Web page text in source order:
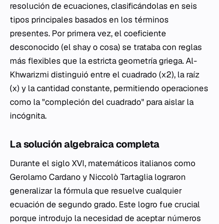
resolución de ecuaciones, clasificándolas en seis
tipos principales basados en los términos
presentes. Por primera vez, el coeficiente
desconocido (elshayo cosa) se trataba con reglas
más flexibles que la estricta geometría griega. Al-
Khwarizmi distinguió entre el cuadrado (x2), la raíz
(x) y la cantidad constante, permitiendo operaciones
como la "compleción del cuadrado" para aislar la
incógnita.
La solución algebraica completa
Durante el siglo XVI, matemáticos italianos como
Gerolamo Cardano y Niccolò Tartaglia lograron
generalizar la fórmula que resuelve cualquier
ecuación de segundo grado. Este logro fue crucial
porque introdujo la necesidad de aceptar números